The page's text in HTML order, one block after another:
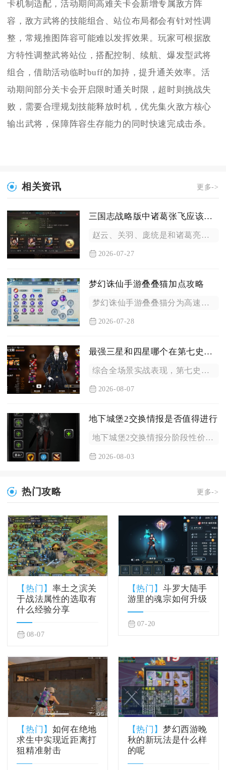
卡机制适配，活动期间高难关卡会新增专属敌方阵
容，敌方武将的技能组合、站位布局都会有针对性调
整，常规推图阵容可能难以发挥效果。玩家可根据敌
方特性调整武将站位，搭配控制、续航、爆发型武将
组合，借助活动临时buff的加持，提升通关效率。活
动期间部分关卡会开启限时通关时限，超时则挑战失
败，需要合理规划技能释放时机，优先集火敌方核心
输出武将，保障阵容生存能力的同时快速完成击杀。
相关资讯 更多->
三国志战略版中诸葛张飞应该和谁联手
赵云、关羽、庞统是和诸葛亮、张飞组队综合强度最高的三名武将，...
2026-07-27
梦幻诛仙手游叠叠猫加点攻略
梦幻诛仙手游叠叠猫分为高速隐攻、血耐站场、龟速守尸三套核心加...
2026-07-28
最强三星和四星哪个在第七史诗中更强大
综合全场景实战表现，第七史诗里上限层面最强四星角色整体实力高...
2026-08-07
地下城堡2交换情报是否值得进行
地下城堡2交换情报分阶段性价比差异明显，前期、中期刚需阶段值...
2026-08-03
热门攻略 更多->
【热门】 率土之滨关
于战法属性的选取有
什么经验分享
08-07
【热门】斗罗大陆手
游里的魂宗如何升级
07-20
【热门】 如何在绝地
求生中实现近距离打
狙精准射击
【热门】梦幻西游晚
秋的新玩法是什么样
的呢